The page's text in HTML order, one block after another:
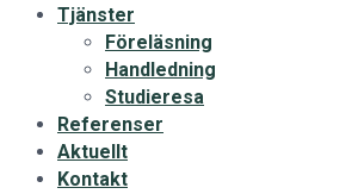
Tjänster
Föreläsning
Handledning
Studieresa
Referenser
Aktuellt
Kontakt